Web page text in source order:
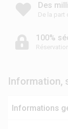
Des
De la part
100%
Information,
Informations